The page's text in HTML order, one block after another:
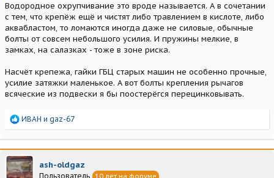
Водородное охрупчивание это вроде называется. А в сочетании
с тем, что крепёж ещё и чистят либо травлением в кислоте, либо
аквабластом, то ломаются иногда даже не силовые, обычные
болты от совсем небольшого усилия. И пружины мелкие, в
замках, на салазках - тоже в зоне риска.
Насчёт крепежа, гайки ГБЦ старых машин не особенно прочные,
усилие затяжки маленькое. А вот болты крепления рычагов
всяческие из подвески я бы поостерёгся перецинковывать.
Р
а
к
ц
и
ИВАН и gaz-67
ash-oldgaz
Пользователь 10 лет на форуме